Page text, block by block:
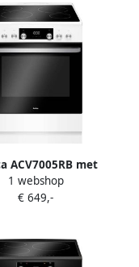
ACV7005RB met
3 Fase Perilex
stekkerkabel
1 webshop
€ 649,-